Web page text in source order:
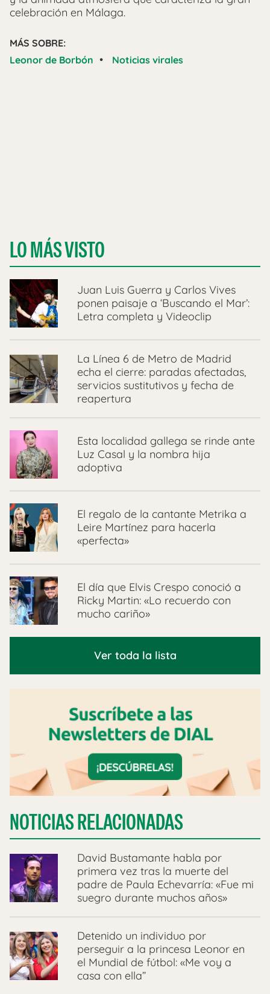
celebración en Málaga.
MÁS SOBRE:
Leonor de Borbón • Noticias virales
LO MÁS VISTO
Juan Luis Guerra y Carlos Vives
ponen paisaje a ‘Buscando el Mar’:
Letra completa y Videoclip
La Línea 6 de Metro de Madrid
echa el cierre: paradas afectadas,
servicios sustitutivos y fecha de
reapertura
Esta localidad gallega se rinde ante
Luz Casal y la nombra hija
adoptiva
El regalo de la cantante Metrika a
Leire Martínez para hacerla
«perfecta»
El día que Elvis Crespo conoció a
Ricky Martin: «Lo recuerdo con
mucho cariño»
Ver toda la lista
NOTICIAS RELACIONADAS
David Bustamante habla por
primera vez tras la muerte del
padre de Paula Echevarría: «Fue mi
suegro durante muchos años»
Detenido un individuo por
perseguir a la princesa Leonor en
el Mundial de fútbol: «Me voy a
casa con ella”